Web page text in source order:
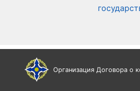
Организация Договора о